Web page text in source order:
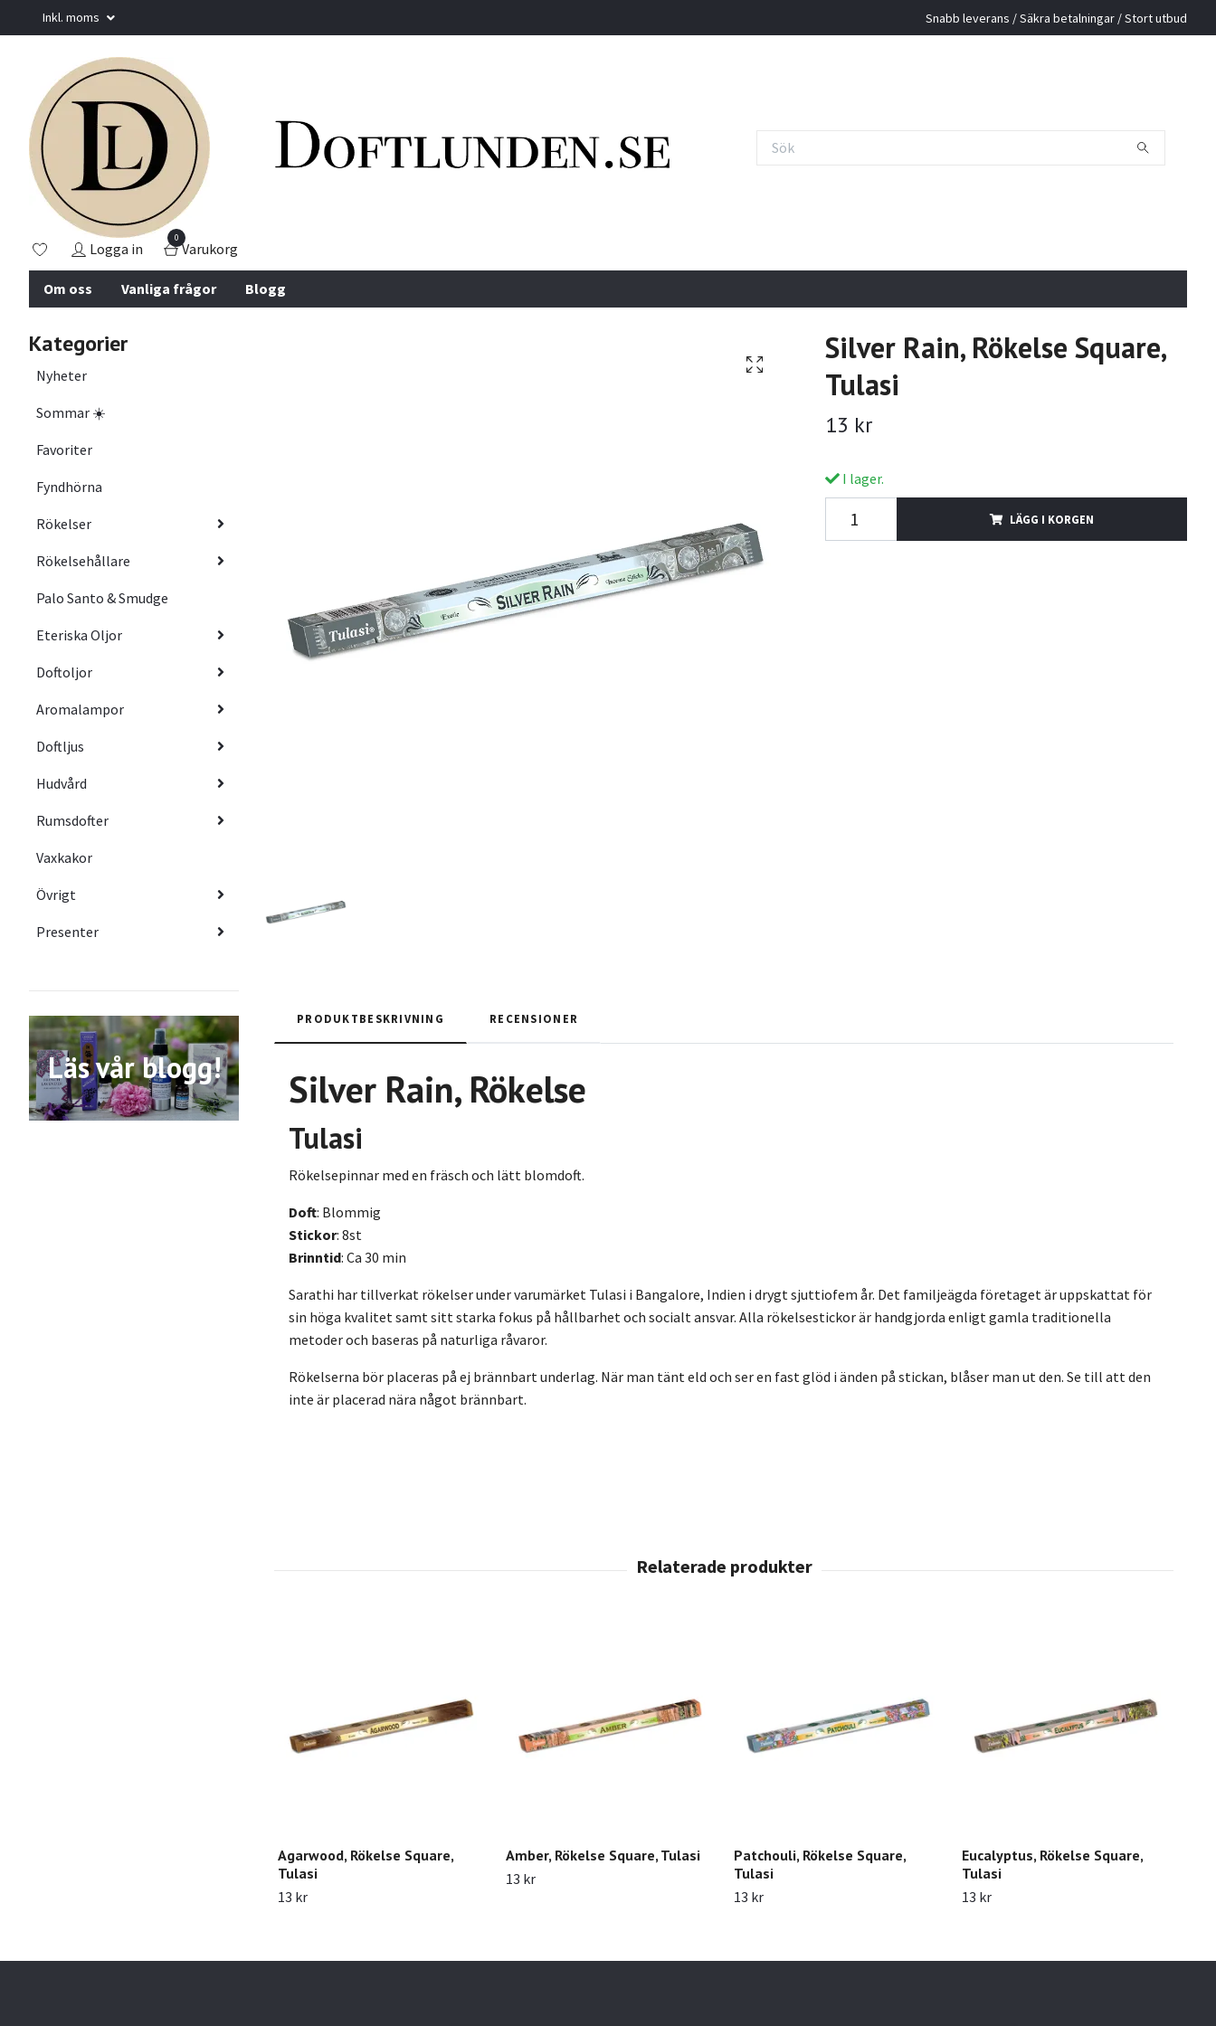
Inkl. moms Snabb leverans / Säkra betalningar / Stort utbud
Logga in
0
Varukorg
Om oss Vanliga frågor Blogg
Kategorier
Nyheter
Sommar ☀️
Favoriter
Fyndhörna
Rökelser
Rökelsehållare
Palo Santo & Smudge
Eteriska Oljor
Doftoljor
Aromalampor
Doftljus
Hudvård
Rumsdofter
Vaxkakor
Övrigt
Presenter
Läs vår blogg!
Silver Rain, Rökelse Square,
Tulasi
13 kr
I lager.
LÄGG I KORGEN
PRODUKTBESKRIVNING RECENSIONER
Silver Rain, Rökelse
Tulasi
Rökelsepinnar med en fräsch och lätt blomdoft.
Doft: Blommig
Stickor: 8st
Brinntid: Ca 30 min
Sarathi har tillverkat rökelser under varumärket Tulasi i Bangalore, Indien i drygt sjuttiofem år. Det familjeägda företaget är uppskattat för
sin höga kvalitet samt sitt starka fokus på hållbarhet och socialt ansvar. Alla rökelsestickor är handgjorda enligt gamla traditionella
metoder och baseras på naturliga råvaror.
Rökelserna bör placeras på ej brännbart underlag. När man tänt eld och ser en fast glöd i änden på stickan, blåser man ut den. Se till att den
inte är placerad nära något brännbart.
Agarwood, Rökelse Square,
Tulasi
13 kr
Amber, Rökelse Square, Tulasi
13 kr
Patchouli, Rökelse Square,
Tulasi
13 kr
Eucalyptus, Rökelse Square,
Tulasi
13 kr